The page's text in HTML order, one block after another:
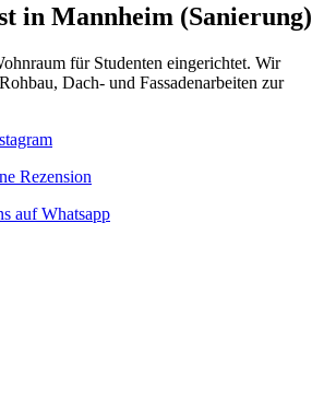
in Mannheim (Sanierung)
für Studenten eingerichtet. Wir
Dach- und Fassadenarbeiten zur
Rezension
auf Whatsapp